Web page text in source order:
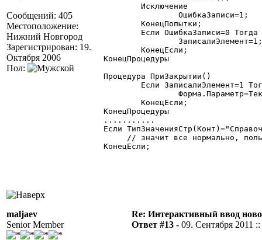
Сообщений: 405
Местоположение:
Нижний Новгород
Зарегистрирован: 19.
Октября 2006
Пол:
КонецПроцедуры
Процедура ПриЗакрытии()
КонецПроцедуры
...........
Если
// значит все нормально,
КонецЕсли;
maljaev
Senior Member
Re: Интерактивный ввод
Ответ #13 - 09. Сентября 2011 ::